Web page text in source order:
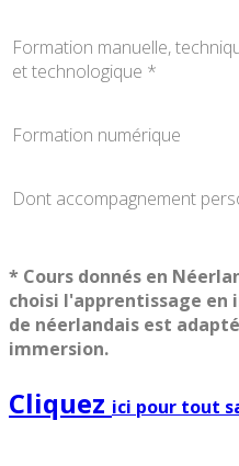
Formation manuelle,
et technologique *
Formation numérique
Dont accompagnement
* Cours donnés en
choisi l'apprentissage en
de néerlandais est
immersion.
Cliquez ici pour tout